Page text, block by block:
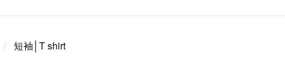
短袖│T shirt